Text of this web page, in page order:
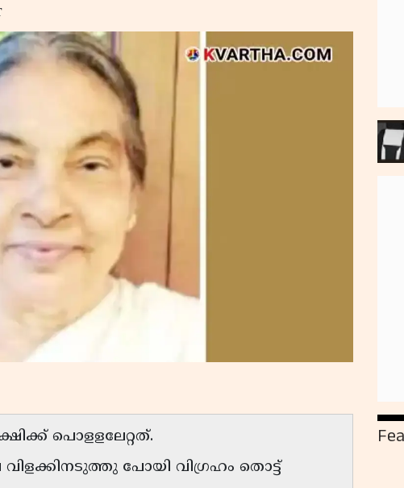
പൊളളലേറ്റത്.
വിളക്കിനടുത്തു പോയി വിഗ്രഹം തൊട്ട്